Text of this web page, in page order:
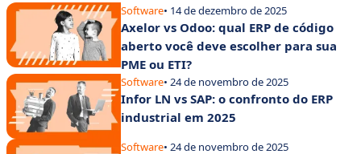
Software• 14 de dezembro de 2025
Axelor vs Odoo: qual ERP de código
aberto você deve escolher para sua
PME ou ETI?
Software• 24 de novembro de 2025
Infor LN vs SAP: o confronto do ERP
industrial em 2025
Software• 24 de novembro de 2025